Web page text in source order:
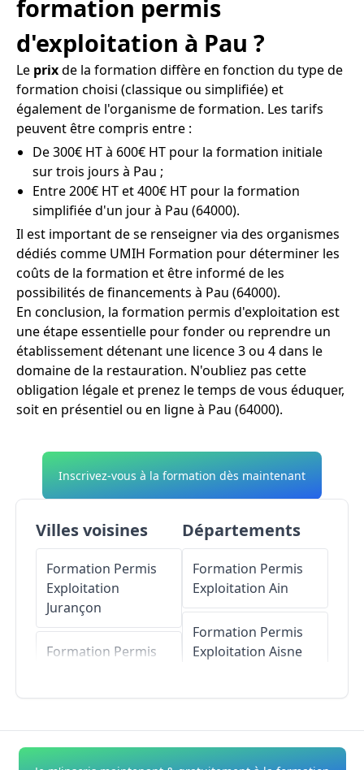
formation permis
d'exploitation à Pau ?
Le prixde la formation diffère en fonction du type de
formation choisi (classique ou simplifiée) et
également de l'organisme de formation. Les tarifs
peuvent être compris entre :
De 300€ HT à 600€ HT pour la formation initiale
sur trois jours à Pau ;
Entre 200€ HT et 400€ HT pour la formation
simplifiée d'un jour à Pau (64000).
Il est important de se renseigner via des organismes
dédiés comme UMIH Formation pour déterminer les
coûts de la formation et être informé de les
possibilités de financements à Pau (64000).
En conclusion, la formation permis d'exploitation est
une étape essentielle pour fonder ou reprendre un
établissement détenant une licence 3 ou 4 dans le
domaine de la restauration. N'oubliez pas cette
obligation légale et prenez le temps de vous éduquer,
soit en présentiel ou en ligne à Pau (64000).
Inscrivez-vous à la formation dès maintenant
Villes voisines
Formation Permis
Exploitation
Jurançon
Formation Permis
ExploitationBizanos
Départements
Formation Permis
Exploitation Ain
Formation Permis
Exploitation Aisne
Formation Permis